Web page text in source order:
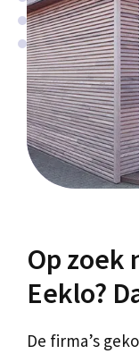
Op zoek
Eeklo?
De firma’s